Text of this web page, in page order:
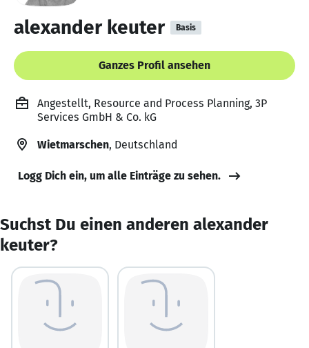
alexander keuter Basis
Ganzes Profil ansehen
Angestellt, Resource and Process Planning, 3P
Services GmbH & Co. kG
Wietmarschen, Deutschland
Logg Dich ein, um alle Einträge zu sehen.
Suchst Du einen anderen alexander
keuter?